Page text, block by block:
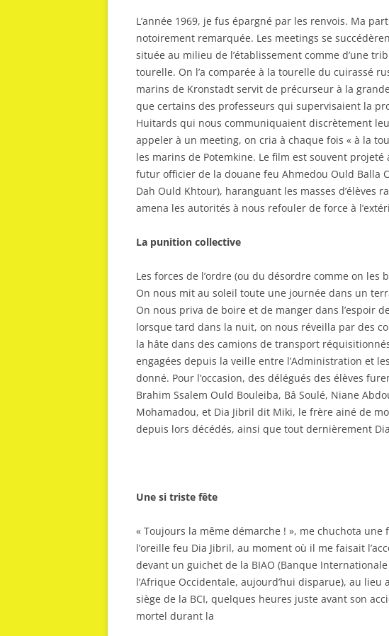
L’année 1969, je fus épargné par les renvois. Ma
notoirement remarquée. Les meetings se
située au milieu de l’établissement comme d’une
tourelle. On l’a comparée à la tourelle du cuirassé
marins de Kronstadt servit de précurseur à la
que certains des professeurs qui supervisaient la
Huitards qui nous communiquaient discrètement
appeler à un meeting, on cria à chaque fois « à la
les marins de Potemkine. Le film est souvent projeté
futur officier de la douane feu Ahmedou Ould Balla
Dah Ould Khtour), haranguant les masses d’élèves
amena les autorités à nous refouler de force à
La punition collective
Les forces de l’ordre (ou du désordre comme on les
On nous mit au soleil toute une journée dans un
On nous priva de boire et de manger dans l’espoir
lorsque tard dans la nuit, on nous réveilla par des
la hâte dans des camions de transport
engagées depuis la veille entre l’Administration et
donné. Pour l’occasion, des délégués des élèves
Brahim Ssalem Ould Bouleiba, Bâ Soulé, Niane
Mohamadou, et Dia Jibril dit Miki, le frère ainé de
depuis lors décédés, ainsi que tout dernièrement
Une si triste fête
« Toujours la même démarche ! », me chuchota une
l’oreille feu Dia Jibril, au moment où il me faisait
devant un guichet de la BIAO (Banque
l’Afrique Occidentale, aujourd’hui disparue), au lieu
siège de la BCI, quelques heures juste avant son
mortel durant la